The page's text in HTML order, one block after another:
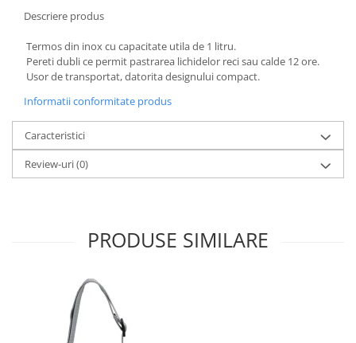
Posuri si duiuri
Raclete patiserie
Suporturi prajituri
Tavi detasabile
Tavi si forme fursecuri
Ustensile antiaderente
Ustensile de masura
Descriere produs
Termos din inox cu capacitate utila de 1 litru.
Pereti dubli ce permit pastrarea lichidelor reci sau calde 12 ore.
Usor de transportat, datorita designului compact.
Informatii conformitate produs
Caracteristici
Review-uri(0)
PRODUSE SIMILARE